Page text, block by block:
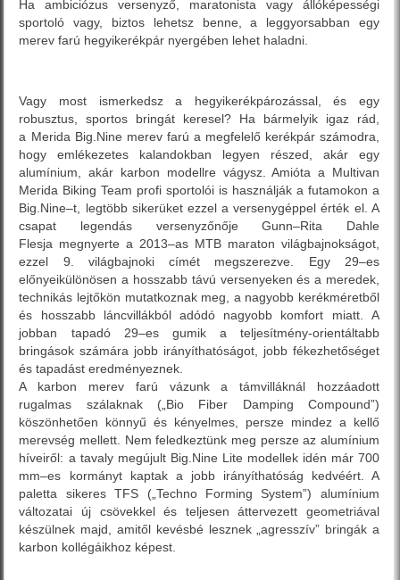
Ha ambiciózus versenyző, maratonista vagy állóképességi
sportoló vagy, biztos lehetsz benne, a leggyorsabban egy
merev farú hegyikerékpár nyergében lehet haladni.
Vagy most ismerkedsz a hegyikerékpározással, és egy
robusztus, sportos bringát keresel? Ha bármelyik igaz rád,
a Merida Big.Nine merev farú a megfelelő kerékpár számodra,
hogy emlékezetes kalandokban legyen részed, akár egy
alumínium, akár karbon modellre vágysz. Amióta a Multivan
Merida Biking Team profi sportolói is használják a futamokon a
Big.Nine–t, legtöbb sikerüket ezzel a versenygéppel érték el. A
csapat legendás versenyzőnője Gunn–Rita Dahle
Flesja megnyerte a 2013–as MTB maraton világbajnokságot,
ezzel 9. világbajnoki címét megszerezve. Egy 29–es
előnyeikülönösen a hosszabb távú versenyeken és a meredek,
technikás lejtőkön mutatkoznak meg, a nagyobb kerékméretből
és hosszabb láncvillákból adódó nagyobb komfort miatt. A
jobban tapadó 29–es gumik a teljesítmény-orientáltabb
bringások számára jobb irányíthatóságot, jobb fékezhetőséget
és tapadást eredményeznek.
A karbon merev farú vázunk a támvilláknál hozzáadott
rugalmas szálaknak („Bio Fiber Damping Compound”)
köszönhetően könnyű és kényelmes, persze mindez a kellő
merevség mellett. Nem feledkeztünk meg persze az alumínium
híveiről: a tavaly megújult Big.Nine Lite modellek idén már 700
mm–es kormányt kaptak a jobb irányíthatóság kedvéért. A
paletta sikeres TFS („Techno Forming System”) alumínium
változatai új csövekkel és teljesen áttervezett geometriával
készülnek majd, amitől kevésbé lesznek „agresszív” bringák a
karbon kollégáikhoz képest.